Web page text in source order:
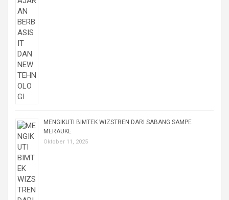
MENGIKUTI BIMTEK WIZSTREN DARI SABANG SAMPE
MERAUKE
Oktober 11, 2025